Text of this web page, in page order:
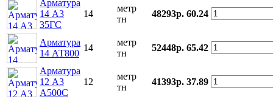
Арматура
14 А3
35ГС
14
метр
тн
48293р. 60.24
Арматура
14 АТ800
14
метр
тн
52448р. 65.42
Арматура
12 А3
А500С
12
метр
тн
41393р. 37.89